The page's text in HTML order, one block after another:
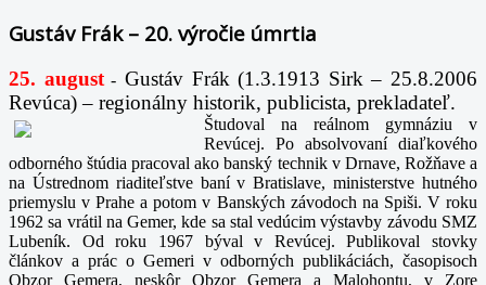
Gustáv Frák – 20. výročie úmrtia
25. august- Gustáv Frák (1.3.1913 Sirk – 25.8.2006
Revúca) – regionálny historik, publicista, prekladateľ.
Študoval na reálnom gymnáziu v
Revúcej. Po absolvovaní diaľkového
odborného štúdia pracoval ako banský technik v Drnave, Rožňave a
na Ústrednom riaditeľstve baní v Bratislave, ministerstve hutného
priemyslu v Prahe a potom v Banských závodoch na Spiši. V roku
1962 sa vrátil na Gemer, kde sa stal vedúcim výstavby závodu SMZ
Lubeník. Od roku 1967 býval v Revúcej. Publikoval stovky
článkov a prác o Gemeri v odborných publikáciách, časopisoch
Obzor Gemera, neskôr Obzor Gemera a Malohontu, v Zore